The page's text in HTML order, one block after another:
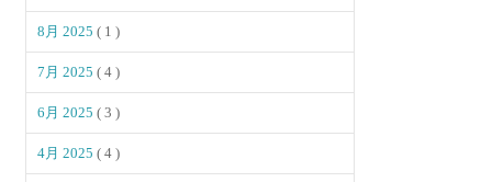
8月 2025( 1 )
7月 2025( 4 )
6月 2025( 3 )
4月 2025( 4 )